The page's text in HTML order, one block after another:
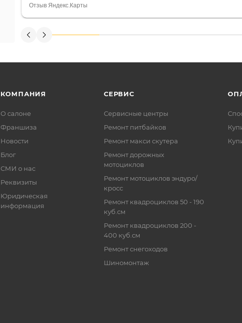
Считаю, что это говорит о небезразличии к клиенту после
Отзыв Яндекс.Карты
КОМПАНИЯ
О салоне
Франшиза
Новости
Блог
СМИ о нас
Реквизиты
Юридическая
информация
СЕРВИС
Сервисные центры
Ремонт питбайков
Ремонт макси скутера
Ремонт дорожных
мотоциклов
Ремонт мотоциклов эндуро/
кросс
Ремонт квадроциклов 50 - 190
куб.см
Ремонт квадроциклов 200 -
400 куб.см
Ремонт снегоходов
Шиномонтаж